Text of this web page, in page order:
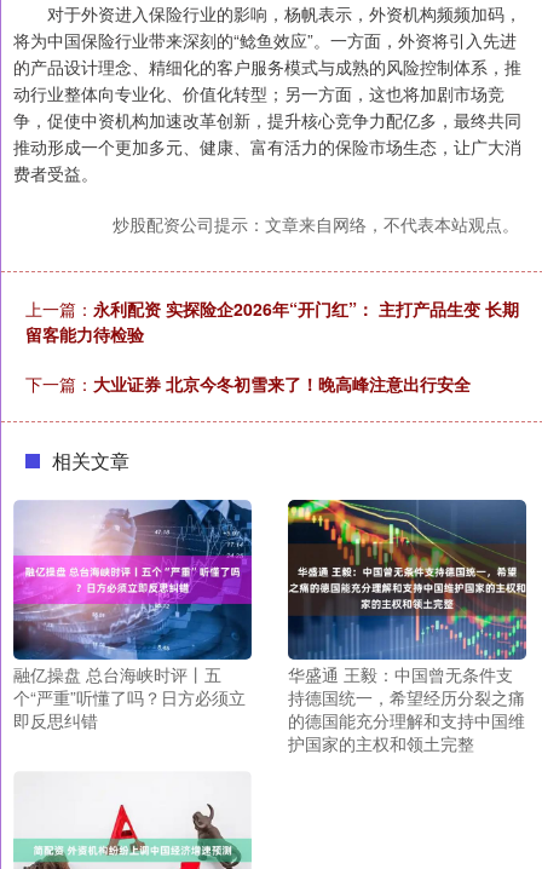
对于外资进入保险行业的影响，杨帆表示，外资机构频频加码，
将为中国保险行业带来深刻的“鲶鱼效应”。一方面，外资将引入先进
的产品设计理念、精细化的客户服务模式与成熟的风险控制体系，推
动行业整体向专业化、价值化转型；另一方面，这也将加剧市场竞
争，促使中资机构加速改革创新，提升核心竞争力配亿多，最终共同
推动形成一个更加多元、健康、富有活力的保险市场生态，让广大消
费者受益。
炒股配资公司提示：文章来自网络，不代表本站观点。
上一篇： 永利配资 实探险企2026年“开门红”： 主打产品生变 长期
留客能力待检验
下一篇： 大业证券 北京今冬初雪来了！晚高峰注意出行安全
相关文章
融亿操盘 总台海峡时评丨五
个“严重”听懂了吗？日方必须立
即反思纠错
华盛通 王毅：中国曾无条件支
持德国统一，希望经历分裂之痛
的德国能充分理解和支持中国维
护国家的主权和领土完整